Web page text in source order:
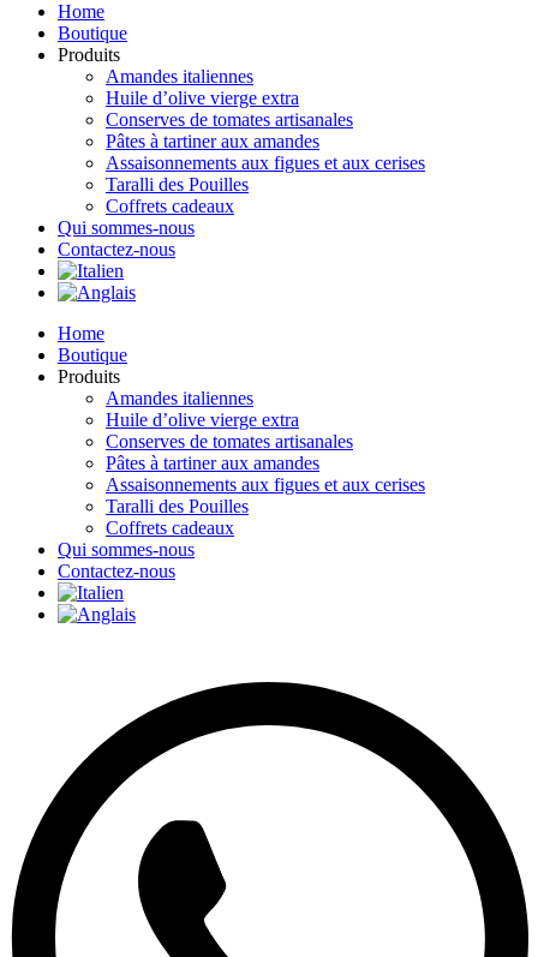
Home
Boutique
Produits
Amandes italiennes
Huile d’olive vierge extra
Conserves de tomates artisanales
Pâtes à tartiner aux amandes
Assaisonnements aux figues et aux cerises
Taralli des Pouilles
Coffrets cadeaux
Qui sommes-nous
Contactez-nous
Home
Boutique
Produits
Amandes italiennes
Huile d’olive vierge extra
Conserves de tomates artisanales
Pâtes à tartiner aux amandes
Assaisonnements aux figues et aux cerises
Taralli des Pouilles
Coffrets cadeaux
Qui sommes-nous
Contactez-nous